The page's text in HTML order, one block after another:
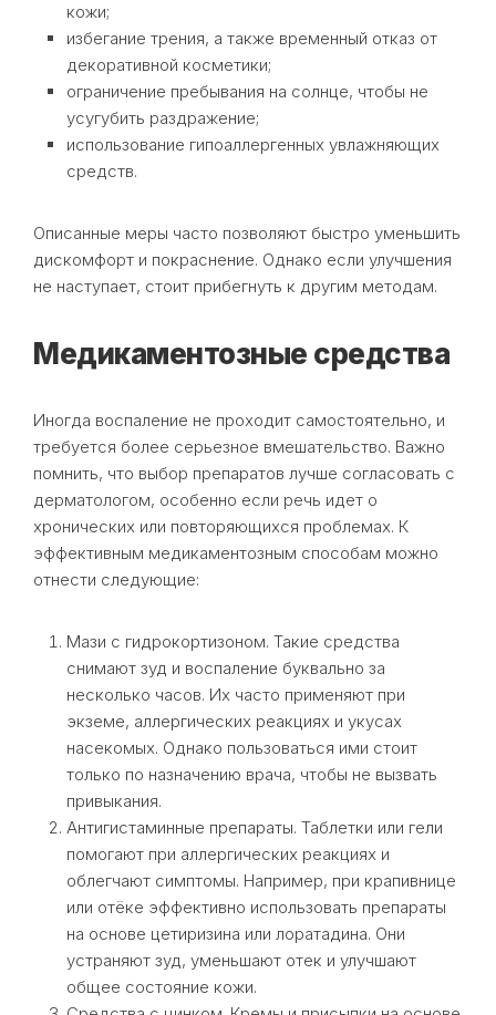
кожи;
избегание трения, а также временный отказ от
декоративной косметики;
ограничение пребывания на солнце, чтобы не
усугубить раздражение;
использование гипоаллергенных увлажняющих
средств.
Описанные меры часто позволяют быстро уменьшить
дискомфорт и покраснение. Однако если улучшения
не наступает, стоит прибегнуть к другим методам.
Медикаментозные средства
Иногда воспаление не проходит самостоятельно, и
требуется более серьезное вмешательство. Важно
помнить, что выбор препаратов лучше согласовать с
дерматологом, особенно если речь идет о
хронических или повторяющихся проблемах. К
эффективным медикаментозным способам можно
отнести следующие:
Мази с гидрокортизоном. Такие средства
снимают зуд и воспаление буквально за
несколько часов. Их часто применяют при
экземе, аллергических реакциях и укусах
насекомых. Однако пользоваться ими стоит
только по назначению врача, чтобы не вызвать
привыкания.
Антигистаминные препараты. Таблетки или гели
помогают при аллергических реакциях и
облегчают симптомы. Например, при крапивнице
или отёке эффективно использовать препараты
на основе цетиризина или лоратадина. Они
устраняют зуд, уменьшают отек и улучшают
общее состояние кожи.